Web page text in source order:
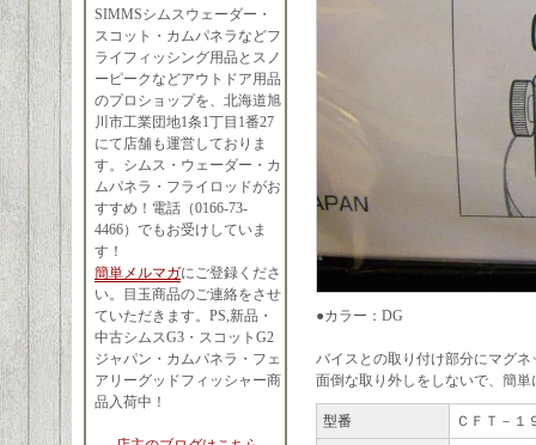
SIMMSシムスウェーダー・
スコット・カムパネラなどフ
ライフィッシング用品とスノ
ーピークなどアウトドア用品
のプロショップを、北海道旭
川市工業団地1条1丁目1番27
にて店舗も運営しておりま
す。シムス・ウェーダー・カ
ムパネラ・フライロッドがお
すすめ！電話（0166-73-
4466）でもお受けしていま
す！
簡単メルマガにご登録くださ
い。目玉商品のご連絡をさせ
ていただきます。PS,新品・
中古シムスG3・スコットG2
ジャパン・カムパネラ・フェ
アリーグッドフィッシャー商
品入荷中！
●カラー：DG
バイスとの取り付け部分にマグ
面倒な取り外しをしないで、簡
型番 ＣＦＴ－１